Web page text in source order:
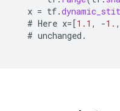
x = tf.
# Here x=[1.1 , -1. ,
# unchanged .